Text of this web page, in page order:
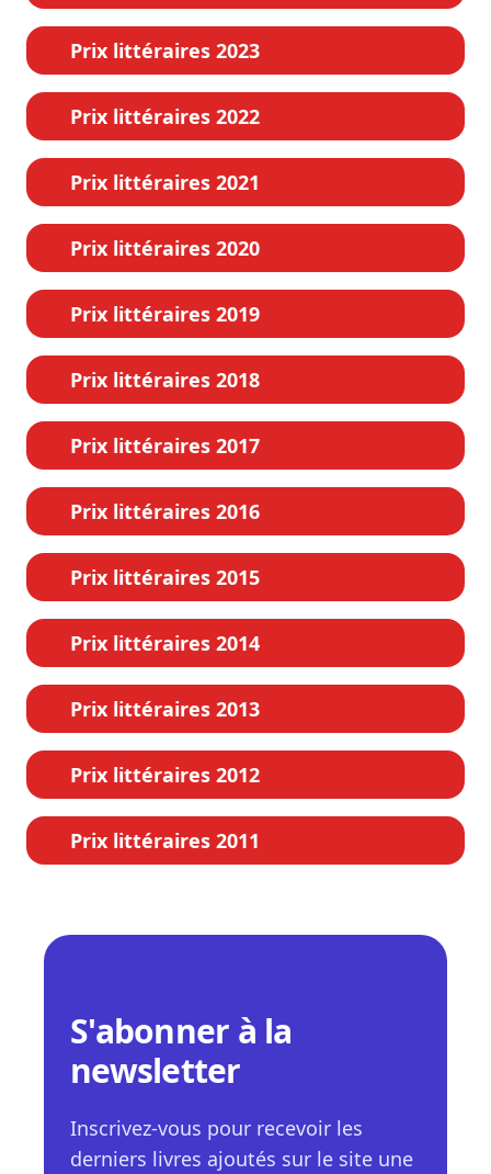
Prix littéraires 2023
Prix littéraires 2022
Prix littéraires 2021
Prix littéraires 2020
Prix littéraires 2019
Prix littéraires 2018
Prix littéraires 2017
Prix littéraires 2016
Prix littéraires 2015
Prix littéraires 2014
Prix littéraires 2013
Prix littéraires 2012
Prix littéraires 2011
S'abonner à la
newsletter
Inscrivez-vous pour recevoir les
derniers livres ajoutés sur le site une